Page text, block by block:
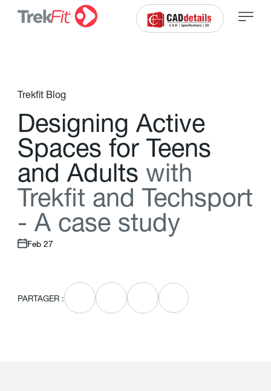
Trekfit Blog
Designing Active
Spaces for Teens
and Adults with
Trekft and Techsport
- A case study
Feb 27
PARTAGER :